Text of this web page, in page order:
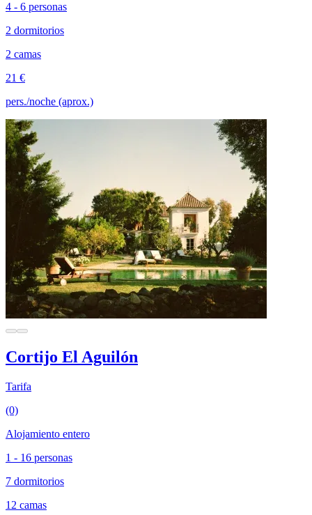
4 - 6 personas
2 dormitorios
2 camas
21 €
pers./noche (aprox.)
Cortijo El Aguilón
Tarifa
(0)
Alojamiento entero
1 - 16 personas
7 dormitorios
12 camas